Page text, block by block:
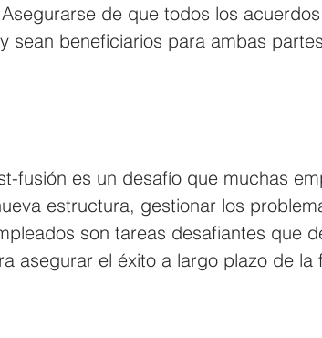
de que todos los
sean beneficiarios para ambas
fusión es un desafío que muchas
estructura, gestionar los
son tareas desafiantes que
asegurar el éxito a largo plazo de la